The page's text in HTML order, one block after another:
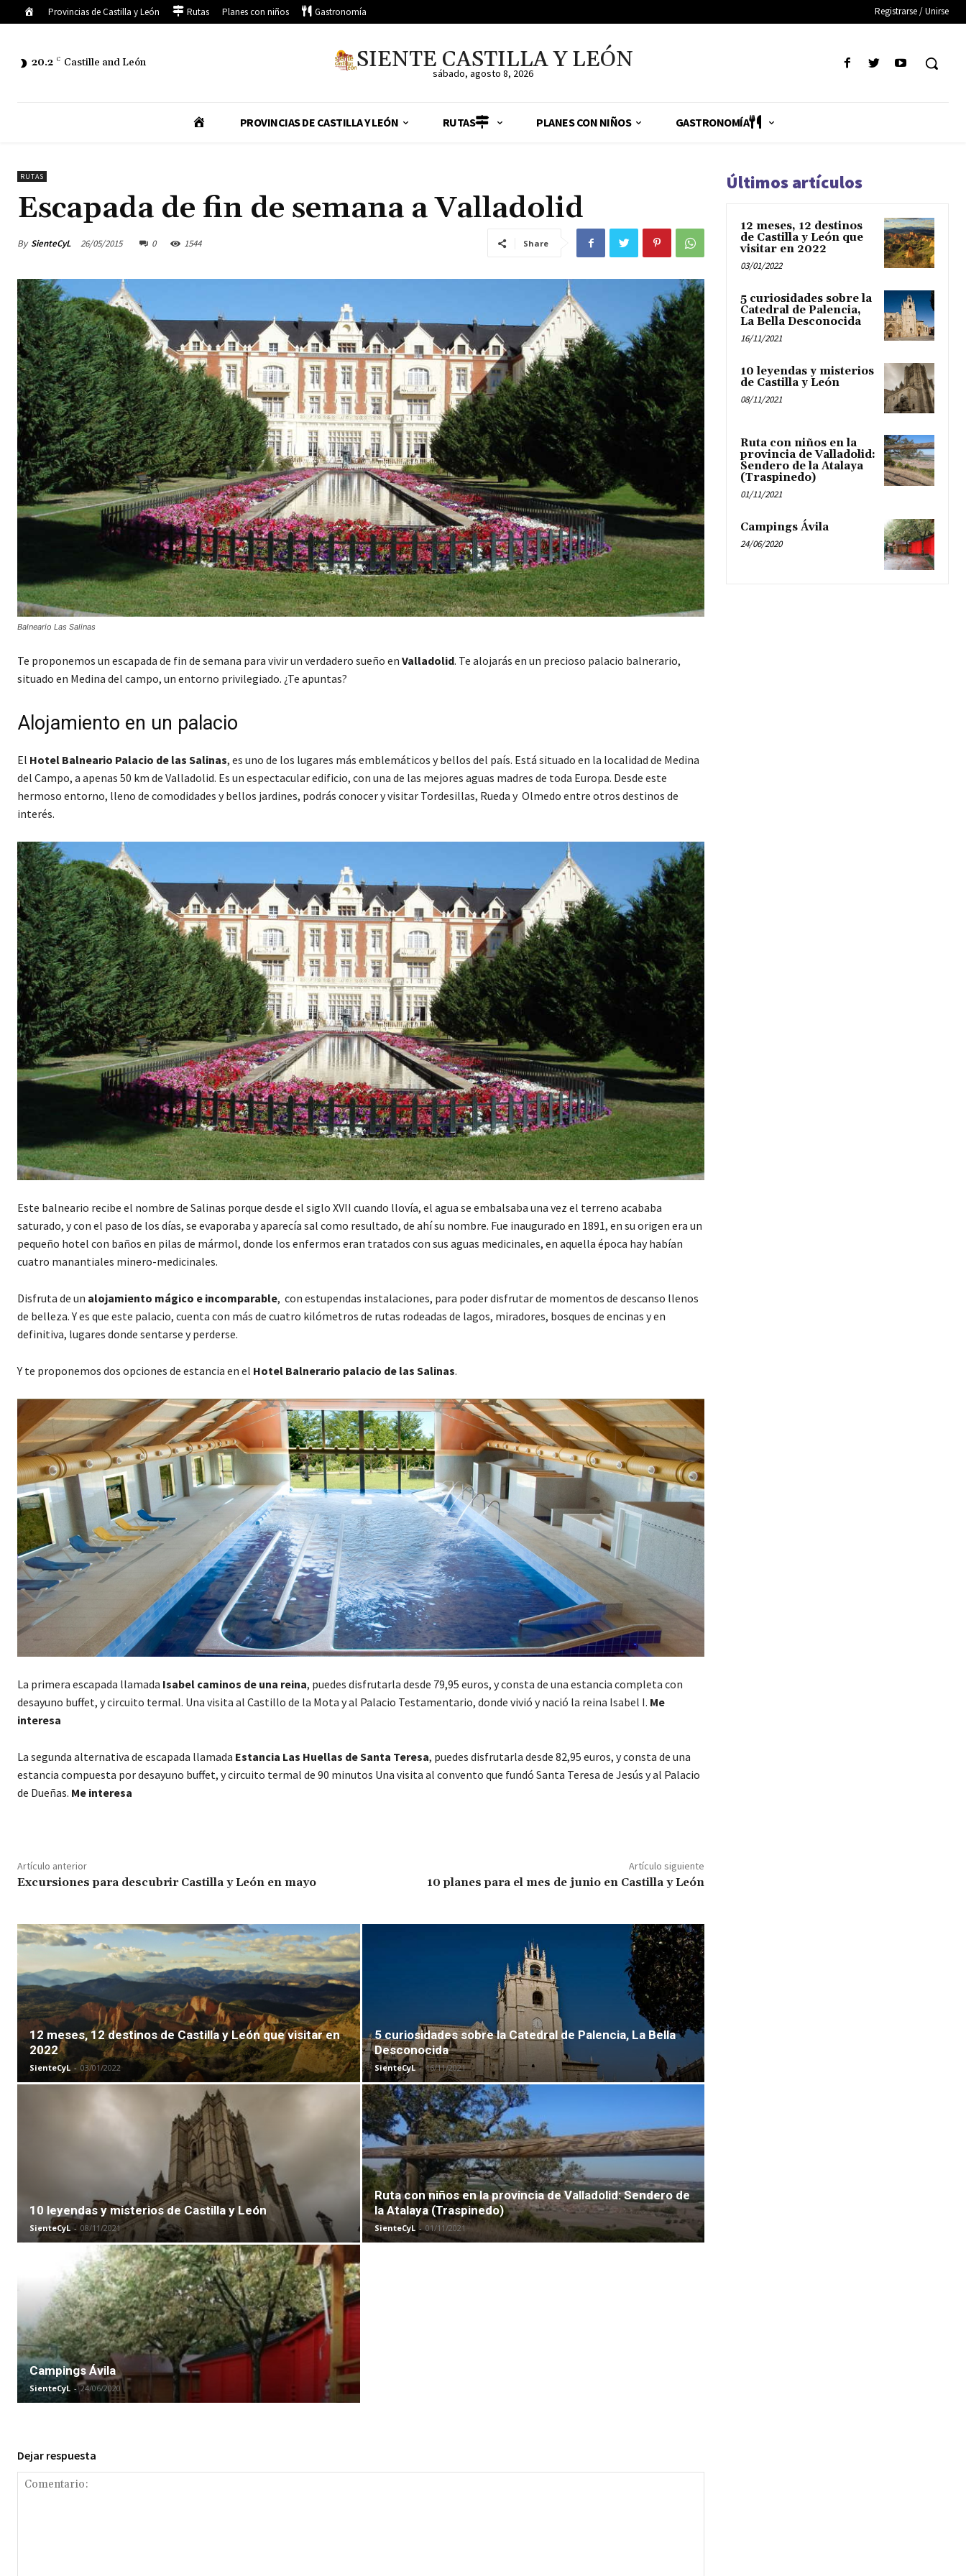
InicioProvincias de Castilla y León Rutas Planes con niños Gastronomía Registrarse / Unirse
20.2 C Castille and León SIENTE CASTILLA Y LEÓN
sábado, agosto 8, 2026
I
I
I
O
PROVINCIAS DE CASTILLA Y LEÓN RUTAS PLANES CON NIÑOS GASTRONOMÍA
RUTAS
Escapada de fin de semana a Valladolid
By SienteCyL 26/05/2015 0 1544 Share
Balneario Las Salinas
Te proponemos un escapada de fin de semana para vivir un verdadero sueño en Valladolid. Te alojarás en un precioso palacio balnerario,
situado en Medina del campo, un entorno privilegiado. ¿Te apuntas?
Alojamiento en un palacio
El Hotel Balneario Palacio de las Salinas, es uno de los lugares más emblemáticos y bellos del país. Está situado en la localidad de Medina
del Campo, a apenas 50 km de Valladolid. Es un espectacular edificio, con una de las mejores aguas madres de toda Europa. Desde este
hermoso entorno, lleno de comodidades y bellos jardines, podrás conocer y visitar Tordesillas, Rueda y Olmedo entre otros destinos de
interés.
Este balneario recibe el nombre de Salinas porque desde el siglo XVII cuando llovía, el agua se embalsaba una vez el terreno acababa
saturado, y con el paso de los días, se evaporaba y aparecía sal como resultado, de ahí su nombre. Fue inaugurado en 1891, en su origen era un
pequeño hotel con baños en pilas de mármol, donde los enfermos eran tratados con sus aguas medicinales, en aquella época hay habían
cuatro manantiales minero-medicinales.
Disfruta de un alojamiento mágico e incomparable, con estupendas instalaciones, para poder disfrutar de momentos de descanso llenos
de belleza. Y es que este palacio, cuenta con más de cuatro kilómetros de rutas rodeadas de lagos, miradores, bosques de encinas y en
definitiva, lugares donde sentarse y perderse.
Y te proponemos dos opciones de estancia en el Hotel Balnerario palacio de las Salinas.
La primera escapada llamada Isabel caminos de una reina, puedes disfrutarla desde 79,95 euros, y consta de una estancia completa con
desayuno buffet, y circuito termal. Una visita al Castillo de la Mota y al Palacio Testamentario, donde vivió y nació la reina Isabel I. Me
interesa
La segunda alternativa de escapada llamada Estancia Las Huellas de Santa Teresa, puedes disfrutarla desde 82,95 euros, y consta de una
estancia compuesta por desayuno buffet, y circuito termal de 90 minutos Una visita al convento que fundó Santa Teresa de Jesús y al Palacio
de Dueñas. Me interesa
Artículo anterior
Excursiones para descubrir Castilla y León en mayo
Artículo siguiente
10 planes para el mes de junio en Castilla y León
12 meses, 12 destinos de Castilla y León que visitar en
2022
SienteCyL - 03/01/2022
5 curiosidades sobre la Catedral de Palencia, La Bella
Desconocida
SienteCyL - 16/11/2021
10 leyendas y misterios de Castilla y León
SienteCyL - 08/11/2021
Ruta con niños en la provincia de Valladolid: Sendero de
la Atalaya (Traspinedo)
SienteCyL - 01/11/2021
Campings Ávila
SienteCyL - 24/06/2020
Dejar respuesta
Últimos artículos
12 meses, 12 destinos
de Castilla y León que
visitar en 2022
03/01/2022
5 curiosidades sobre la
Catedral de Palencia,
La Bella Desconocida
16/11/2021
10 leyendas y misterios
de Castilla y León
08/11/2021
Ruta con niños en la
provincia de Valladolid:
Sendero de la Atalaya
(Traspinedo)
01/11/2021
Campings Ávila
24/06/2020